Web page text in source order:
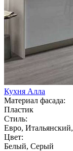
Кухня Алла
Материал фасада:
Пластик
Стиль:
Евро,
Цвет:
Белый, Серый